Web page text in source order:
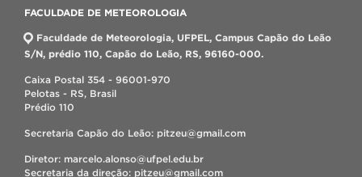
FACULDADE DE METEOROLOGIA
Faculdade de Meteorologia, UFPEL, Campus Capão do Leão
S/N, prédio 110, Capão do Leão, RS, 96160-000.
Caixa Postal 354 - 96001-970
Pelotas - RS, Brasil
Prédio 110
Secretaria Capão do Leão: pitzeu@gmail.com
Diretor: marcelo.alonso@ufpel.edu.br
Secretaria da direção: pitzeu@gmail.com